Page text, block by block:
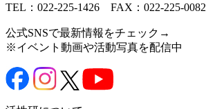
TEL：022-225-1426 FAX：022-225-0082
公式SNSで最新情報をチェック→
※イベント動画や活動写真を配信中